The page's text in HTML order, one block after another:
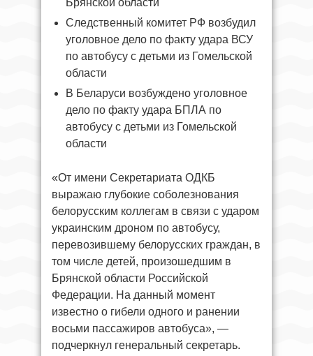
Следственный комитет РФ возбудил
уголовное дело по факту удара ВСУ
по автобусу с детьми из Гомельской
области
В Беларуси возбуждено уголовное
дело по факту удара БПЛА по
автобусу с детьми из Гомельской
области
«От имени Секретариата ОДКБ
выражаю глубокие соболезнования
белорусским коллегам в связи с ударом
украинским дроном по автобусу,
перевозившему белорусских граждан, в
том числе детей, произошедшим в
Брянской области Российской
Федерации. На данный момент
известно о гибели одного и ранении
восьми пассажиров автобуса», —
подчеркнул генеральный секретарь.